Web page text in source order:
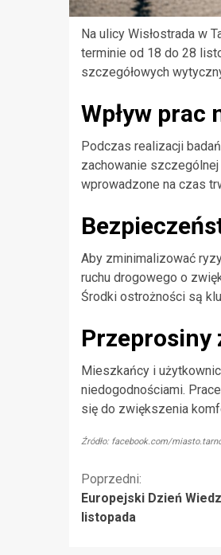
Na ulicy Wisłostrada w
terminie od 18 do 28
szczegółowych
Wpływ prac
Podczas realizacji
zachowanie
wprowadzone na czas
Aby zminimalizować
ruchu drogowego o
Środki ostrożności są
Przeprosiny
Mieszkańcy i
niedogodnościami.
się do zwiększenia
Źródło: facebook.com/
Kontynuuj
czytanie
Poprzedni:
Europejski Dzień
listopada